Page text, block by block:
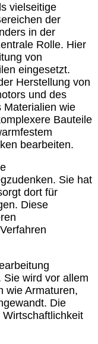
vielseitige
der
in der
Rolle. Hier
von
eingesetzt.
Herstellung von
und des
Materialien wie
Bauteile
bearbeiten.
Sie hat
dort für
Diese
Sie wird vor allem
wie Armaturen,
Die